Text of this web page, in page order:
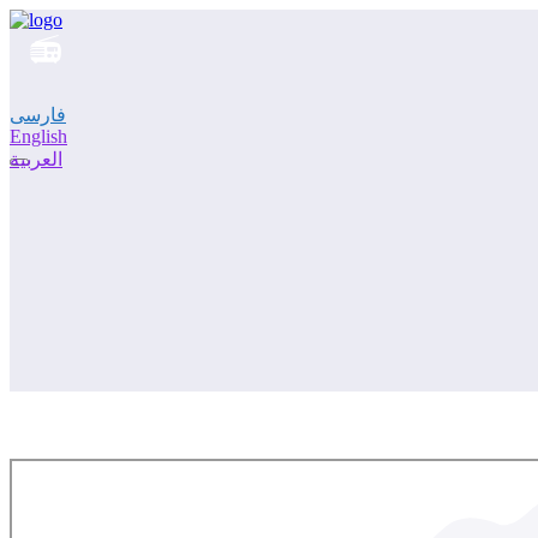
فارسی
English
العربية